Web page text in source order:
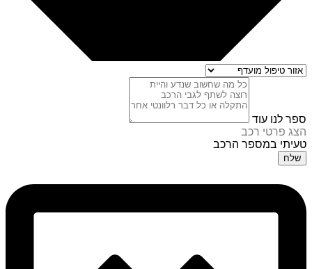
ספר לנו עוד
הצג פרטי רכב
טעיתי במספר הרכב
שלח